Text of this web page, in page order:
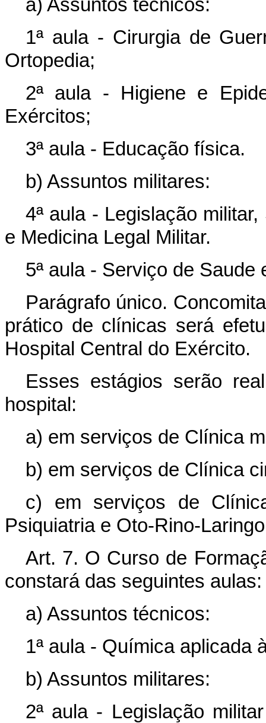
a) Assuntos técnicos:
1ª aula - Cirurgia de
Ortopedia;
2ª aula - Higiene e
Exércitos;
3ª aula - Educação física.
b) Assuntos militares:
4ª aula - Legislação
e Medicina Legal Militar.
5ª aula - Serviço de Saude
Parágrafo único.
prático de clínicas será
Hospital Central do Exército.
Esses estágios serão
hospital:
a) em serviços de Clínica
b) em serviços de Clínica
c) em serviços de
Psiquiatria e Oto-Rino-
Art. 7. O Curso de
constará das seguintes aulas:
a) Assuntos técnicos:
1ª aula - Química aplicada
b) Assuntos militares:
2ª aula - Legislação